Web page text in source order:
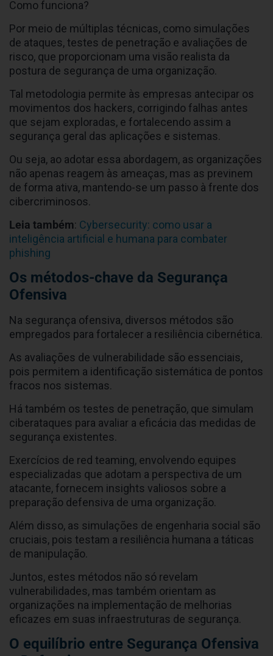
Como funciona?
Por meio de múltiplas técnicas, como simulações
de ataques, testes de penetração e avaliações de
risco, que proporcionam uma visão realista da
postura de segurança de uma organização.
Tal metodologia permite às empresas antecipar os
movimentos dos hackers, corrigindo falhas antes
que sejam exploradas, e fortalecendo assim a
segurança geral das aplicações e sistemas.
Ou seja, ao adotar essa abordagem, as organizações
não apenas reagem às ameaças, mas as previnem
de forma ativa, mantendo-se um passo à frente dos
cibercriminosos.
Leia também: Cybersecurity: como usar a
inteligência artificial e humana para combater
phishing
Os métodos-chave da Segurança
Ofensiva
Na segurança ofensiva, diversos métodos são
empregados para fortalecer a resiliência cibernética.
As avaliações de vulnerabilidade são essenciais,
pois permitem a identificação sistemática de pontos
fracos nos sistemas.
Há também os testes de penetração, que simulam
ciberataques para avaliar a eficácia das medidas de
segurança existentes.
Exercícios de red teaming, envolvendo equipes
especializadas que adotam a perspectiva de um
atacante, fornecem insights valiosos sobre a
preparação defensiva de uma organização.
Além disso, as simulações de engenharia social são
cruciais, pois testam a resiliência humana a táticas
de manipulação.
Juntos, estes métodos não só revelam
vulnerabilidades, mas também orientam as
organizações na implementação de melhorias
eficazes em suas infraestruturas de segurança.
O equilíbrio entre Segurança Ofensiva